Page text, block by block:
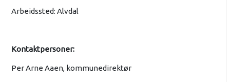
Arbeidssted: Alvdal
Kontaktpersoner:
Per Arne Aaen, kommunedirektør